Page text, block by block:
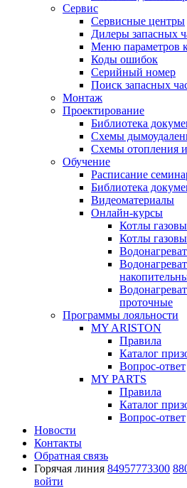
Сервис
Сервисные центры
Дилеры запасных
Меню параметров
Коды ошибок
Серийный номер
Поиск запасных
Монтаж
Проектирование
Библиотека
Схемы
Схемы отопления
Обучение
Расписание
Библиотека
Видеоматериалы
Онлайн-курсы
Котлы
Котлы
проточные
Программы лояльности
MY ARISTON
Правила
Каталог
Вопрос-ответ
MY PARTS
Правила
Каталог
Вопрос-ответ
Новости
Контакты
Обратная связь
Горячая линия 84957773300
войти